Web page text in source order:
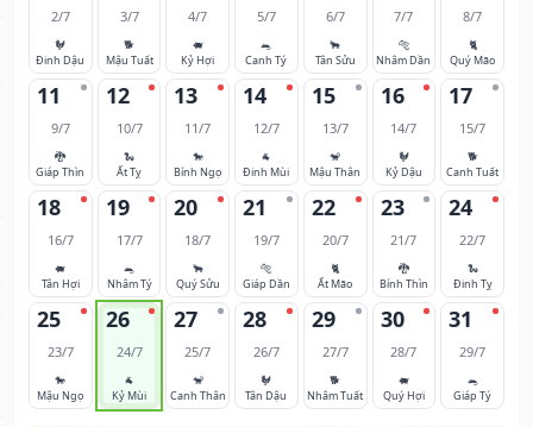
2/7
🐓
Đinh Dậu
3/7
🐕
Mậu Tuất
4/7
🐖
Kỷ Hợi
5/7
🐀
Canh Tý
6/7
🐂
Tân Sửu
7/7
🐅
Nhâm Dần
8/7
🐈
Quý Mão
11
9/7
🐉
Giáp Thìn
12
10/7
🐍
Ất Tỵ
13
11/7
🐎
Bính Ngọ
14
12/7
🐐
Đinh Mùi
15
13/7
🐒
Mậu Thân
16
14/7
🐓
Kỷ Dậu
17
15/7
🐕
Canh Tuất
18
16/7
🐖
Tân Hợi
19
17/7
🐀
Nhâm Tý
20
18/7
🐂
Quý Sửu
21
19/7
🐅
Giáp Dần
22
20/7
🐈
Ất Mão
23
21/7
🐉
Bính Thìn
24
22/7
🐍
Đinh Tỵ
25
23/7
🐎
Mậu Ngọ
26
24/7
🐐
Kỷ Mùi
27
25/7
🐒
Canh Thân
28
26/7
🐓
Tân Dậu
29
27/7
🐕
Nhâm Tuất
30
28/7
🐖
Quý Hợi
31
29/7
🐀
Giáp Tý